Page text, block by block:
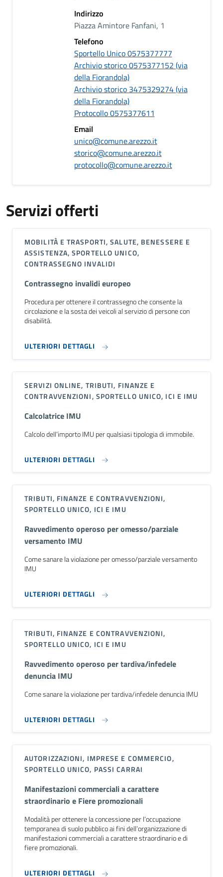
Indirizzo
Piazza Amintore Fanfani, 1
Telefono
Sportello Unico 0575377777
Archivio storico 0575377152 (via
della Fiorandola)
Archivio storico 3475329274 (via
della Fiorandola)
Protocollo 0575377611
Email
unico@comune.arezzo.it
storico@comune.arezzo.it
protocollo@comune.arezzo.it
Servizi offerti
MOBILITÀ E TRASPORTI, SALUTE, BENESSERE E
ASSISTENZA, SPORTELLO UNICO,
CONTRASSEGNO INVALIDI
Contrassegno invalidi europeo
Procedura per ottenere il contrassegno che consente la
circolazione e la sosta dei veicoli al servizio di persone con
disabilità.
ULTERIORI DETTAGLI
SERVIZI ONLINE, TRIBUTI, FINANZE E
CONTRAVVENZIONI, SPORTELLO UNICO, ICI E IMU
Calcolatrice IMU
Calcolo dell’importo IMU per qualsiasi tipologia di immobile.
ULTERIORI DETTAGLI
TRIBUTI, FINANZE E CONTRAVVENZIONI,
SPORTELLO UNICO, ICI E IMU
Ravvedimento operoso per omesso/parziale
versamento IMU
Come sanare la violazione per omesso/parziale versamento
IMU
ULTERIORI DETTAGLI
TRIBUTI, FINANZE E CONTRAVVENZIONI,
SPORTELLO UNICO, ICI E IMU
Ravvedimento operoso per tardiva/infedele
denuncia IMU
Come sanare la violazione per tardiva/infedele denuncia IMU
ULTERIORI DETTAGLI
AUTORIZZAZIONI, IMPRESE E COMMERCIO,
SPORTELLO UNICO, PASSI CARRAI
Manifestazioni commerciali a carattere
straordinario e Fiere promozionali
Modalità per ottenere la concessione per l’occupazione
temporanea di suolo pubblico ai fini dell’organizzazione di
manifestazioni commerciali a carattere straordinario e di
fiere promozionali.
ULTERIORI DETTAGLI